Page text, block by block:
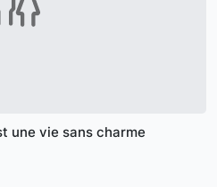
une vie sans charme